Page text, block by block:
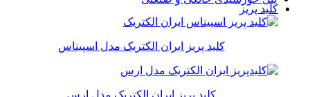
کلید پریز
کلید پریز ایران الکتریک مدل اسپیناس
کلید پریز ایران الکتریک مدل ارس